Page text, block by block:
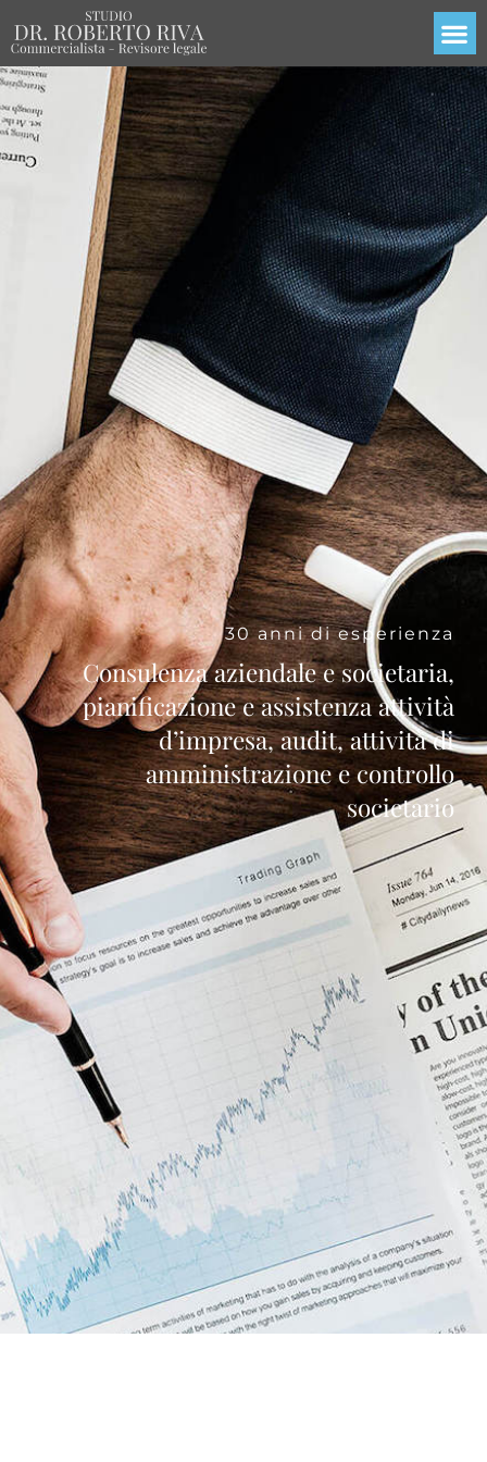
30 anni di esperienza
Consulenza aziendale e societaria,
pianificazione e assistenza attività
d’impresa, audit, attività di
amministrazione e controllo
societario